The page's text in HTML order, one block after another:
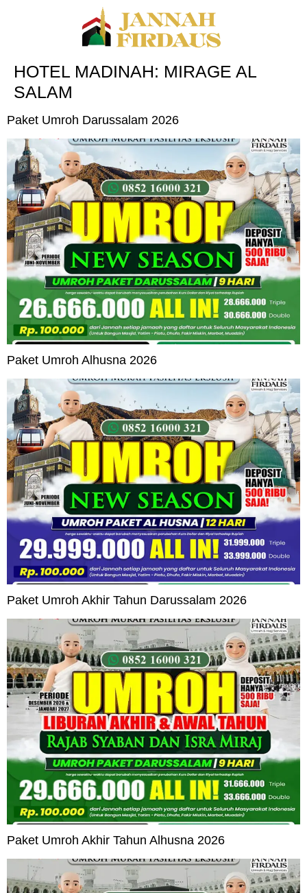
HOTEL MADINAH: MIRAGE AL
SALAM
Paket Umroh Darussalam 2026
Paket Umroh Alhusna 2026
Paket Umroh Akhir Tahun Darussalam 2026
Paket Umroh Akhir Tahun Alhusna 2026